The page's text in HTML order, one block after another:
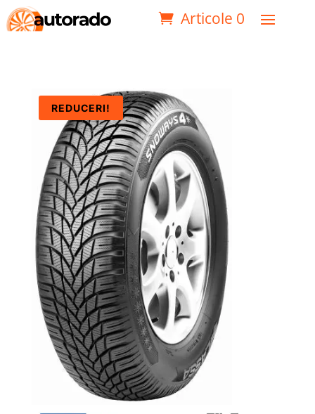
Articole 0
REDUCERI!